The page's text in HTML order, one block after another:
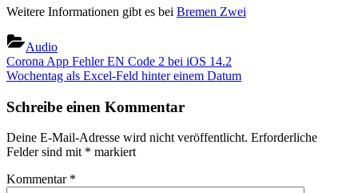
Weitere Informationen gibt es bei Bremen Zwei
Audio
Beitragsnavigation
Previous
Post:
Corona App Fehler EN Code 2 bei iOS 14.2
Next
Wochentag als Excel-Feld hinter einem Datum
Schreibe einen Kommentar
Deine E-Mail-Adresse wird nicht veröffentlicht. Erforderliche
Felder sind mit * markiert
Kommentar *